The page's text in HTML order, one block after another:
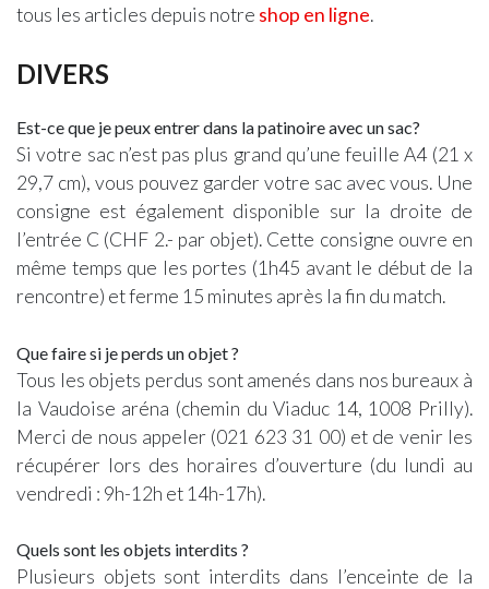
tous les articles depuis notre shop en ligne.
DIVERS
Est-ce que je peux entrer dans la patinoire avec un sac?
Si votre sac n’est pas plus grand qu’une feuille A4 (21 x
29,7 cm), vous pouvez garder votre sac avec vous. Une
consigne est également disponible sur la droite de
l’entrée C (CHF 2.- par objet). Cette consigne ouvre en
même temps que les portes (1h45 avant le début de la
rencontre) et ferme 15 minutes après la fin du match.
Que faire si je perds un objet ?
Tous les objets perdus sont amenés dans nos bureaux à
la Vaudoise aréna (chemin du Viaduc 14, 1008 Prilly).
Merci de nous appeler (021 623 31 00) et de venir les
récupérer lors des horaires d’ouverture (du lundi au
vendredi : 9h-12h et 14h-17h).
Quels sont les objets interdits ?
Plusieurs objets sont interdits dans l’enceinte de la